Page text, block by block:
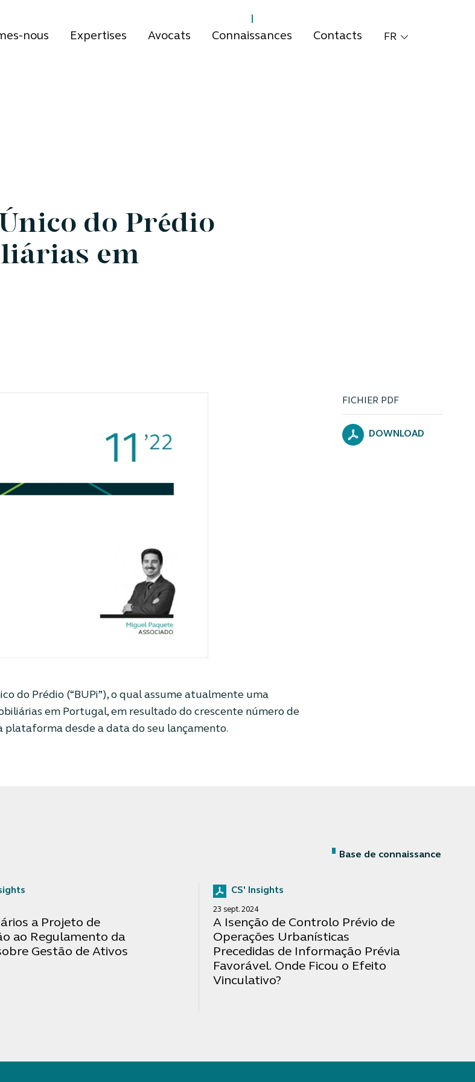
nous Expertises Avocats Connaissances Contacts FR
do Prédio
em
FICHIER PDF
DOWNLOAD
do Prédio (“BUPi”), o qual assume atualmente uma
em Portugal, em resultado do crescente número de
desde a data do seu lançamento.
Base de connaissance
a Projeto de
ao Regulamento da
Gestão de Ativos
CS' Insights
23 sept. 2024
A Isenção de Controlo Prévio de
Operações Urbanísticas
Precedidas de Informação Prévia
Favorável. Onde Ficou o Efeito
Vinculativo?